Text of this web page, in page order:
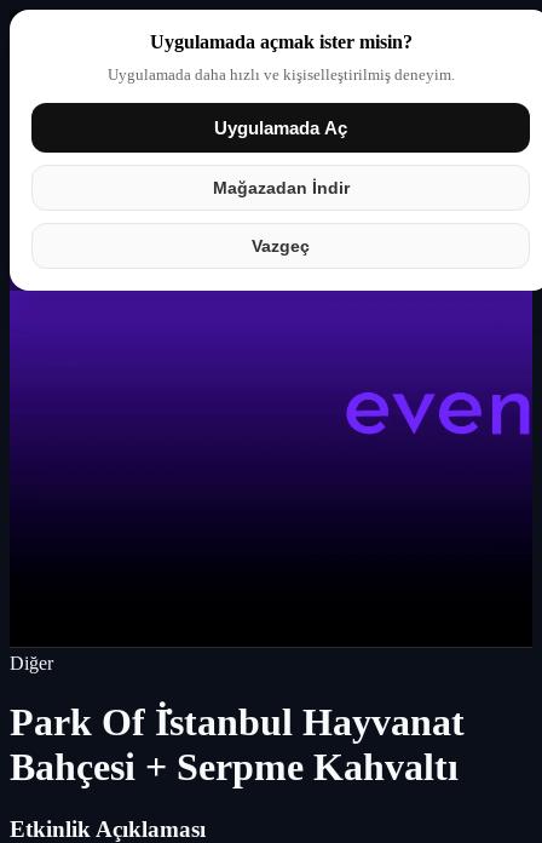
Uygulamada açmak ister misin?
Uygulamada daha hızlı ve kişiselleştirilmiş deneyim.
Uygulamada Aç
Mağazadan İndir
Vazgeç
Giriş yap Partner
Diğer
Park Of İ̇stanbul Hayvanat
Bahçesi + Serpme Kahvaltı
Etkinlik Açıklaması